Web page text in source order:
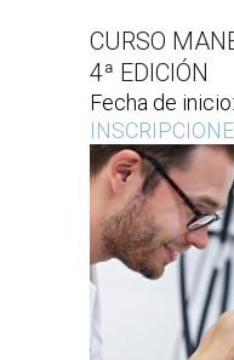
CURSO
4ª EDICIÓN
Fecha de